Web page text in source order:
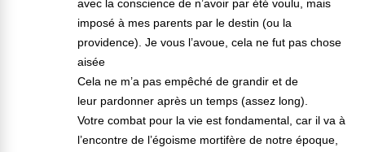
avec la conscience de n’avoir par été voulu, mais
imposé à mes parents par le destin (ou la
providence). Je vous l’avoue, cela ne fut pas chose
aisée
Cela ne m’a pas empêché de grandir et de
leur pardonner après un temps (assez long).
Votre combat pour la vie est fondamental, car il va à
l’encontre de l’égoisme mortifère de notre époque,